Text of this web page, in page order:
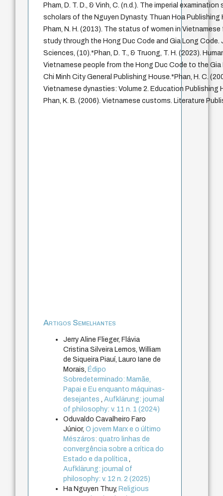
Pham, D. T. D., & Vinh, C. (n.d.). The imperial
scholars of the Nguyen Dynasty. Thuan Hoa Publishing
Pham, N. H. (2013). The status of women in
study through the Hong Duc Code and Gia Long Code.
Sciences, (10).*Phan, D. T., & Truong, T. H. (2023).
Vietnamese people from the Hong Duc Code to the Gia
Chi Minh City General Publishing House.*Phan, H. C.
Vietnamese dynasties: Volume 2. Education Publishing
Phan, K. B. (2006). Vietnamese customs. Literature
Artigos Semelhantes
Jerry Aline Flieger, Flávia
Cristina Silveira Lemos, William
de Siqueira Piauí, Lauro Iane de
Morais, Édipo
Sobredeterminado: Mamãe,
Papai e Eu enquanto máquinas-
desejantes
,Aufklärung: journal
of philosophy: v. 11 n. 1 (2024)
Oduvaldo Cavalheiro Faro
Júnior,O jovem Marx e o último
Mészáros: quatro linhas de
convergência sobre a crítica do
Estado e da política
Aufklärung: journal of
philosophy: v. 12 n. 2 (2025)
Ha Nguyen Thuy, Religious